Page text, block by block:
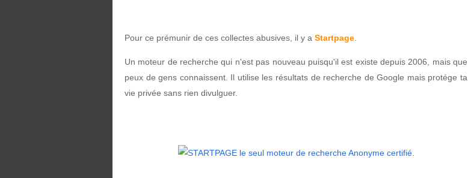
Pour ce prémunir de ces collectes abusives, il y a Startpage
Un moteur de recherche qui n'est pas nouveau puisqu'il est existe depuis 2006, mais que
peux de gens connaissent. Il utilise les résultats de recherche de Google mais protége ta
vie privée sans rien divulguer.